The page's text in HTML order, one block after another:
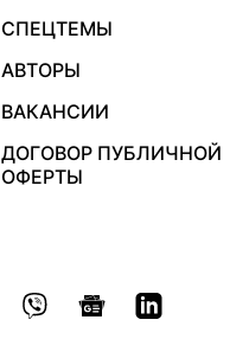
СПЕЦТЕМЫ
АВТОРЫ
ВАКАНСИИ
ДОГОВОР ПУБЛИЧНОЙ
ОФЕРТЫ